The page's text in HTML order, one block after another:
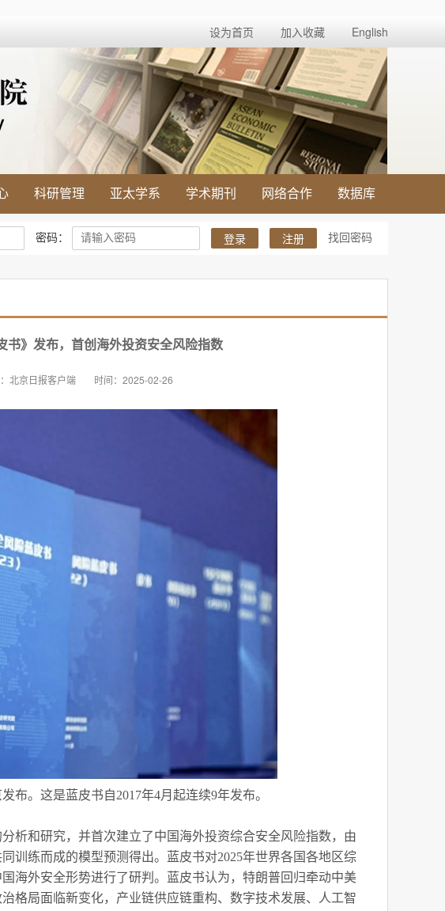
设为首页 加入收藏 English
科研管理 亚太学系 学术期刊 网络合作 数据库
密码： 登录 注册 找回密码
书》发布，首创海外投资安全风险指数
北京日报客户端 时间：2025-02-26
布。这是蓝皮书自2017年4月起连续9年发布。
析和研究，并首次建立了中国海外投资综合安全风险指数，由
训练而成的模型预测得出。蓝皮书对2025年世界各国各地区综
海外安全形势进行了研判。蓝皮书认为，特朗普回归牵动中美
格局面临新变化，产业链供应链重构、数字技术发展、人工智